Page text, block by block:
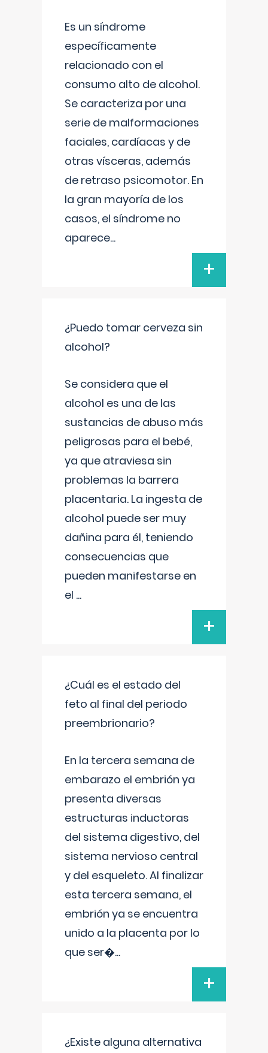
Es un síndrome
específicamente
relacionado con el
consumo alto de alcohol.
Se caracteriza por una
serie de malformaciones
faciales, cardíacas y de
otras vísceras, además
de retraso psicomotor. En
la gran mayoría de los
casos, el síndrome no
aparece...
+
¿Puedo tomar cerveza sin
alcohol?
Se considera que el
alcohol es una de las
sustancias de abuso más
peligrosas para el bebé,
ya que atraviesa sin
problemas la barrera
placentaria. La ingesta de
alcohol puede ser muy
dañina para él, teniendo
consecuencias que
pueden manifestarse en
el ...
+
¿Cuál es el estado del
feto al final del periodo
preembrionario?
En la tercera semana de
embarazo el embrión ya
presenta diversas
estructuras inductoras
del sistema digestivo, del
sistema nervioso central
y del esqueleto. Al finalizar
esta tercera semana, el
embrión ya se encuentra
unido a la placenta por lo
que ser�...
+
¿Existe alguna alternativa